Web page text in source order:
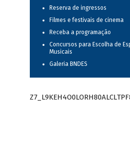
Reserva de ingressos
Filmes e festivais de cinema
Receba a programação
Concursos para Escolha de
Musicais
Galeria BNDES